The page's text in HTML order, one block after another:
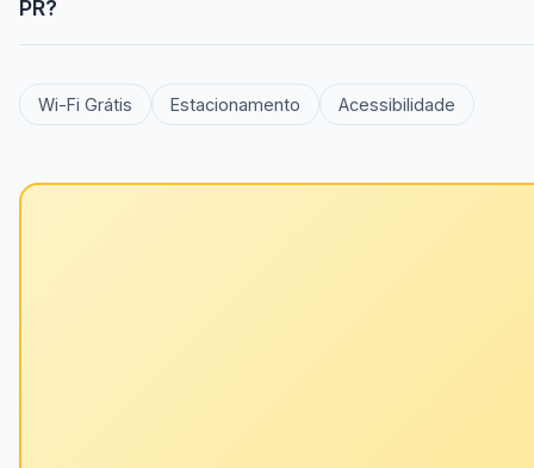
PR?
Wi-Fi Grátis Estacionamento Acessibilidade